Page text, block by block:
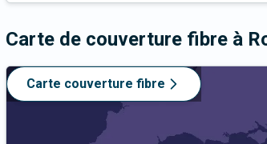
Carte de couverture fibre à
Carte couverture fibre